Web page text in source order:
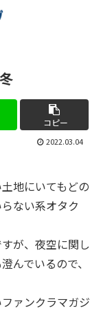
コピー
2022.03.04
地にいてもどの
ない系オタク
が、夜空に関し
んでいるので、
ァンクラマガジ